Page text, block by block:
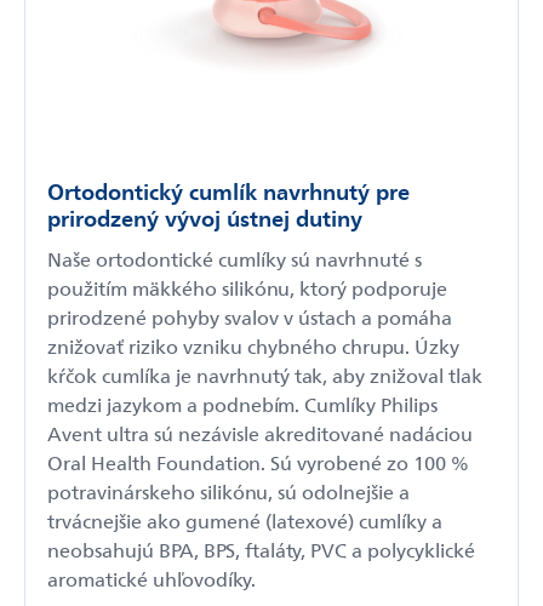
Ortodontický cumlík navrhnutý pre
prirodzený vývoj ústnej dutiny
Naše ortodontické cumlíky sú navrhnuté s
použitím mäkkého silikónu, ktorý podporuje
prirodzené pohyby svalov v ústach a pomáha
znižovať riziko vzniku chybného chrupu. Úzky
kŕčok cumlíka je navrhnutý tak, aby znižoval tlak
medzi jazykom a podnebím. Cumlíky Philips
Avent ultra sú nezávisle akreditované nadáciou
Oral Health Foundation. Sú vyrobené zo 100 %
potravinárskeho silikónu, sú odolnejšie a
trvácnejšie ako gumené (latexové) cumlíky a
neobsahujú BPA, BPS, ftaláty, PVC a polycyklické
aromatické uhľovodíky.